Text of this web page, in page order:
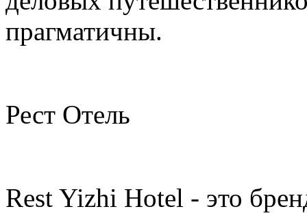
прагматичны.
Рест Отель
Rest Yizhi Hotel - это